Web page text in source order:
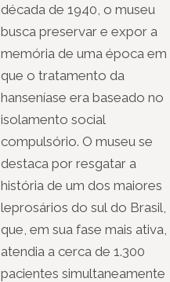
década de 1940, o museu
busca preservar e expor a
memória de uma época em
que o tratamento da
hanseníase era baseado no
isolamento social
compulsório. O museu se
destaca por resgatar a
história de um dos maiores
leprosários do sul do Brasil,
que, em sua fase mais ativa,
atendia a cerca de 1.300
pacientes simultaneamente